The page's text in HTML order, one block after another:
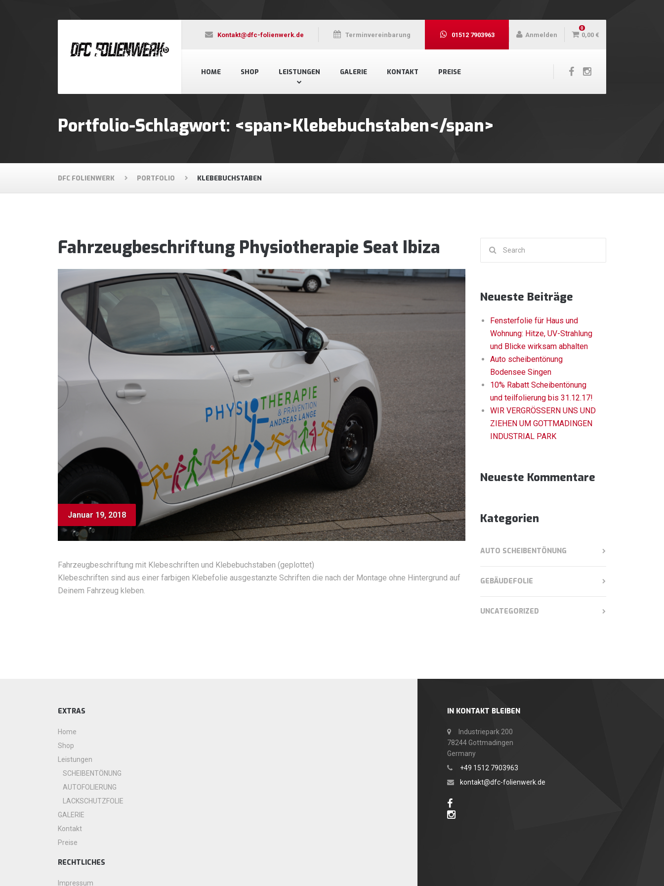
HOME SHOP LEISTUNGEN GALERIE KONTAKT PREISE
Kontakt@dfc-folienwerk.de Terminvereinbarung 01512 7903963 Anmelden
0
0,00 €
Portfolio-Schlagwort: <span>Klebebuchstaben</span>
DFC FOLIENWERK PORTFOLIO KLEBEBUCHSTABEN
Fahrzeugbeschriftung Physiotherapie Seat Ibiza
Januar 19, 2018
Fahrzeugbeschriftung mit Klebeschriften und Klebebuchstaben (geplottet)
Klebeschriften sind aus einer farbigen Klebefolie ausgestanzte Schriften die nach der Montage ohne Hintergrund auf
Deinem Fahrzeug kleben.
Neueste Beiträge
Fensterfolie für Haus und
Wohnung: Hitze, UV-Strahlung
und Blicke wirksam abhalten
Auto scheibentönung
Bodensee Singen
10% Rabatt Scheibentönung
und teilfolierung bis 31.12.17!
WIR VERGRÖSSERN UNS UND
ZIEHEN UM GOTTMADINGEN
INDUSTRIAL PARK
Neueste Kommentare
Kategorien
AUTO SCHEIBENTÖNUNG
GEBÄUDEFOLIE
UNCATEGORIZED
IN KONTAKT BLEIBEN
Industriepark 200
78244 Gottmadingen
Germany
+49 1512 7903963
kontakt@dfc-folienwerk.de
EXTRAS
Home
Shop
Leistungen
SCHEIBENTÖNUNG
AUTOFOLIERUNG
LACKSCHUTZFOLIE
GALERIE
Kontakt
Preise
RECHTLICHES
Impressum